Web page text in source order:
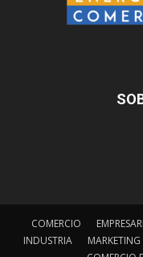
COMERCIO
INDUSTRIA
MARKETING